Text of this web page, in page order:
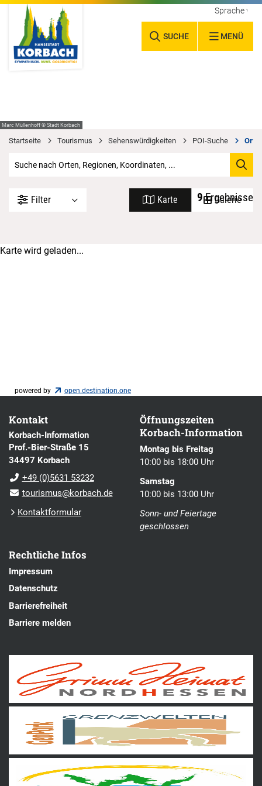
SUCHE MENÜ
Sprache
Marc Müllenhoff © Stadt Korbach
Startseite Tourismus Sehenswürdigkeiten POI-Suche Orte
Filter Karte Galerie
9Ergebnisse
Karte wird geladen...
powered by open.destination.one
Kontakt
Korbach-Information
Prof.-Bier-Straße 15
34497 Korbach
+49 (0)5631 53232
tourismus@korbach.de
Kontaktformular
Öffnungszeiten
Korbach-Information
Montag bis Freitag
10:00 bis 18:00 Uhr
Samstag
10:00 bis 13:00 Uhr
Sonn- und Feiertage
geschlossen
Rechtliche Infos
Impressum
Datenschutz
Barrierefreiheit
Barriere melden